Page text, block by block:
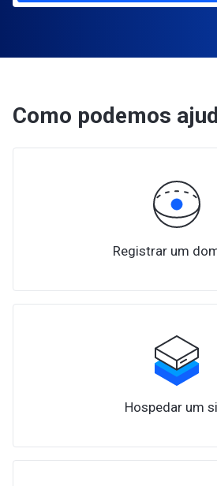
Como podemos
Registrar um
Hospedar um